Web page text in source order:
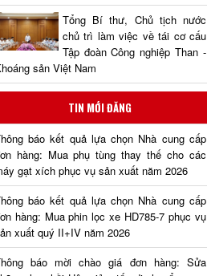
Tổng Bí thư, Chủ tịch nước
chủ trì làm việc về tái cơ cấu
Tập đoàn Công nghiệp Than -
sản Việt Nam
TIN MỚI ĐĂNG
báo kết quả lựa chọn Nhà cung cấp
hàng: Mua phụ tùng thay thế cho các
gạt xích phục vụ sản xuất năm 2026
báo kết quả lựa chọn Nhà cung cấp
hàng: Mua phin lọc xe HD785-7 phục vụ
xuất quý II+IV năm 2026
báo mời chào giá đơn hàng: Sửa